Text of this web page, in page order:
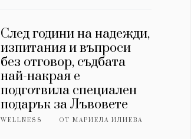
След години на надежди,
изпитания и въпроси
без отговор, съдбата
най-накрая е
подготвила специален
подарък за Лъвовете
WELLNESS ОТМАРИЕЛА ИЛИЕВА